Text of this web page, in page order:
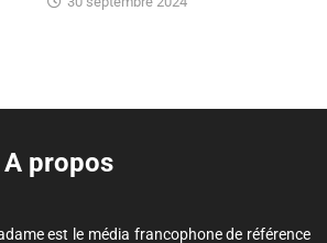
A propos
est le média francophone de référence